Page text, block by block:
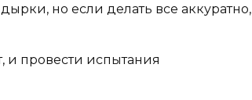
но если делать все аккуратно,
и провести испытания